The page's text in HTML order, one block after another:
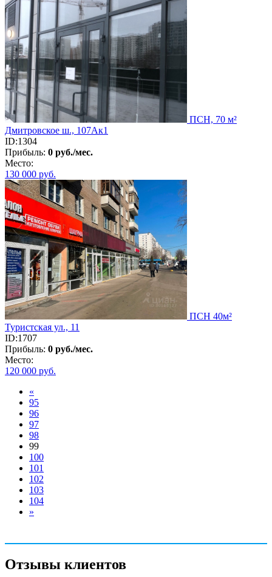
ПСН, 70 м²
Дмитровское ш., 107Ак1
ID:1304
Прибыль: 0 руб./мес.
Место:
130 000 руб.
ПСН 40м²
Туристская ул., 11
ID:1707
Прибыль: 0 руб./мес.
Место:
120 000 руб.
«
95
96
97
98
99
100
101
102
103
104
»
Отзывы клиентов